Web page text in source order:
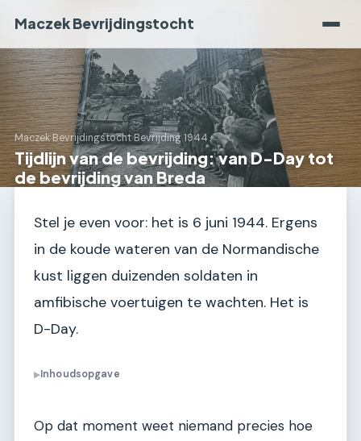
Maczek Bevrijdingstocht
Maczek Bevrijdingstocht›Bevrijding 1944
Tijdlijn van de bevrijding: van D-Day tot
de bevrijding van Breda
Stel je even voor: het is 6 juni 1944. Ergens
in de koude wateren van de Normandische
kust liggen duizenden soldaten in
amfibische voertuigen te wachten. Het is
D-Day.
▶Inhoudsopgave
Op dat moment weet niemand precies hoe